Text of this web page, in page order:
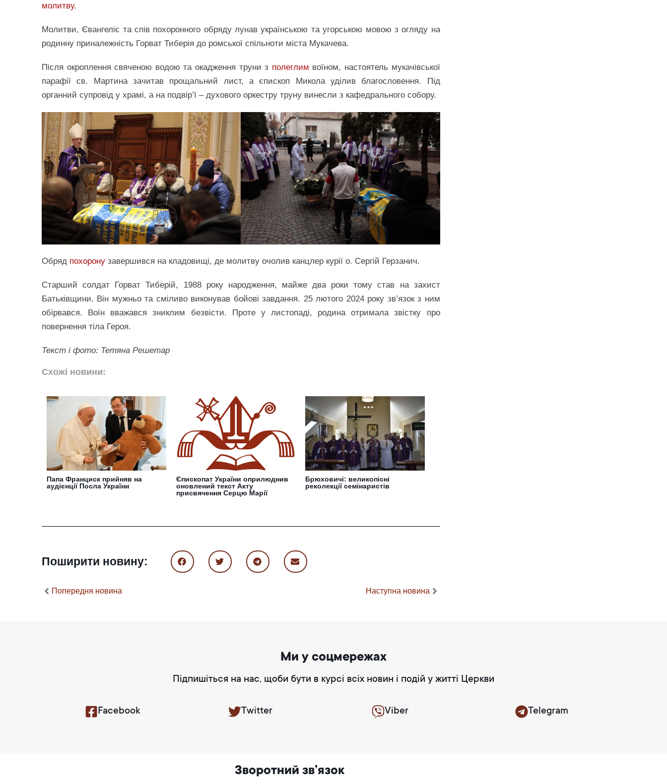
молитву.
Молитви, Євангеліє та спів похоронного обряду лунав українською та угорською мовою з огляду на
родинну приналежність Горват Тиберія до ромської спільноти міста Мукачева.
Після окроплення свяченою водою та окадження труни з полеглим воїном, настоятель мукачівської
парафії св. Мартина зачитав прощальний лист, а єпископ Микола уділив благословення. Під
органний супровід у храмі, а на подвір’ї – духового оркестру труну винесли з кафедрального собору.
Обряд похорону завершився на кладовищі, де молитву очолив канцлер курії о. Сергій Герзанич.
Старший солдат Горват Тиберій, 1988 року народження, майже два роки тому став на захист
Батьківщини. Він мужньо та сміливо виконував бойові завдання. 25 лютого 2024 року зв’язок з ним
обірвався. Воїн вважався зниклим безвісти. Проте у листопаді, родина отримала звістку про
повернення тіла Героя.
Текст і фото: Тетяна Решетар
Схожі новини:
Папа Франциск прийняв на
аудієнції Посла України
Єпископат України оприлюднив
оновлений текст Акту
присвячення Серцю Марії
Брюховичі: великопісні
реколекції семінаристів
Поширити новину:
Попередня новина Наступна новина
Ми у соцмережах
Підпишіться на нас, щоби бути в курсі всіх новин і подій у житті Церкви
Facebook Twitter Viber Telegram
Зворотний зв’язок